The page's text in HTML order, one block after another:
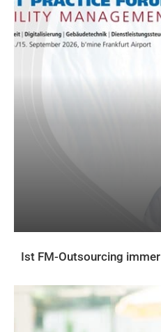
Ist FM-Outsourcing